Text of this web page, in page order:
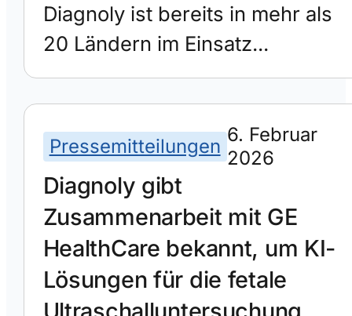
Diagnoly ist bereits in mehr als
20 Ländern im Einsatz...
Pressemitteilungen
6. Februar
2026
Diagnoly gibt
Zusammenarbeit mit GE
HealthCare bekannt, um KI-
Lösungen für die fetale